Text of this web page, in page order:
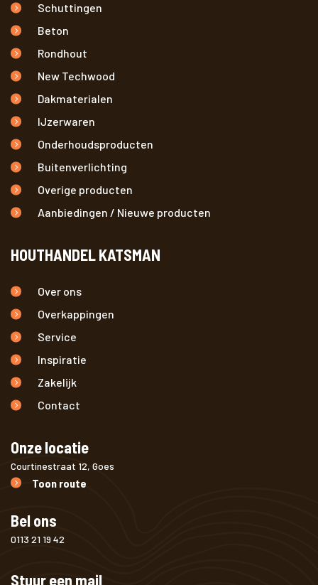
Schuttingen
Beton
Rondhout
New Techwood
Dakmaterialen
IJzerwaren
Onderhoudsproducten
Buitenverlichting
Overige producten
Aanbiedingen / Nieuwe producten
HOUTHANDEL KATSMAN
Over ons
Overkappingen
Service
Inspiratie
Zakelijk
Contact
Onze locatie
Courtinestraat 12, Goes
Toon route
Bel ons
0113 21 19 42
Stuur een mail